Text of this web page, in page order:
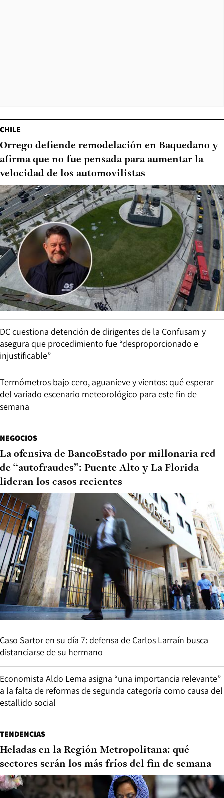
CHILE
Orrego defiende remodelación en Baquedano y
afirma que no fue pensada para aumentar la
velocidad de los automovilistas
DC cuestiona detención de dirigentes de la Confusam y
asegura que procedimiento fue “desproporcionado e
injustificable”
Termómetros bajo cero, aguanieve y vientos: qué esperar
del variado escenario meteorológico para este fin de
semana
NEGOCIOS
La ofensiva de BancoEstado por millonaria red
de “autofraudes”: Puente Alto y La Florida
lideran los casos recientes
Caso Sartor en su día 7: defensa de Carlos Larraín busca
distanciarse de su hermano
Economista Aldo Lema asigna “una importancia relevante”
a la falta de reformas de segunda categoría como causa del
estallido social
TENDENCIAS
Heladas en la Región Metropolitana: qué
sectores serán los más fríos del fin de semana